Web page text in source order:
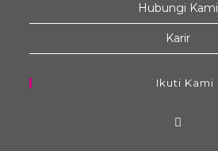
Hubungi Kami
Karir
Ikuti Kami